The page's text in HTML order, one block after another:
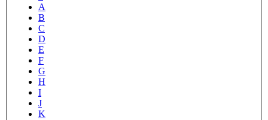
A
B
C
D
E
F
G
H
I
J
K